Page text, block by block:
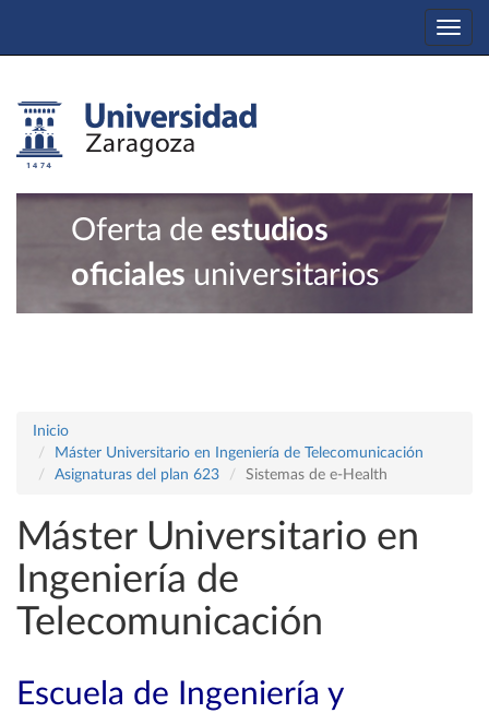
Oferta de estudios
oficiales universitarios
Inicio
Máster Universitario en Ingeniería de Telecomunicación
Asignaturas del plan 623
Sistemas de e-Health
Máster Universitario en
Ingeniería de
Telecomunicación
Escuela de Ingeniería y